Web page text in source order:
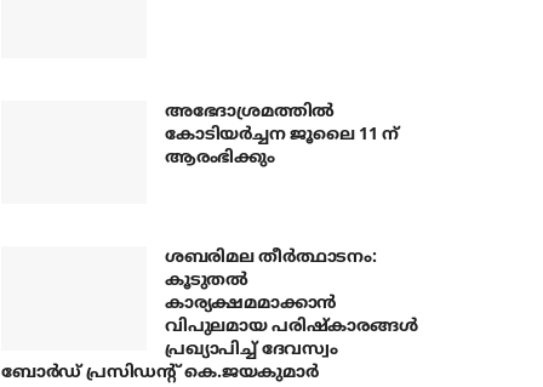
അഭേദാശ്രമത്തില്‍
കോടിയര്‍ച്ചന ജൂലൈ 11 ന്
ആരംഭിക്കും
ശബരിമല തീര്‍ത്ഥാടനം:
കൂടുതല്‍
കാര്യക്ഷമമാക്കാന്‍
വിപുലമായ പരിഷ്‌കാരങ്ങള്‍
പ്രഖ്യാപിച്ച് ദേവസ്വം
ബോര്‍ഡ് പ്രസിഡന്റ് കെ.ജയകുമാര്‍